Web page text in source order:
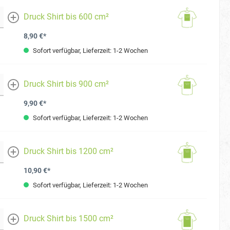
mehr
Druck Shirt bis 600 cm²
8,90 €*
Sofort verfügbar, Lieferzeit: 1-2 Wochen
mehr
Druck Shirt bis 900 cm²
9,90 €*
Sofort verfügbar, Lieferzeit: 1-2 Wochen
mehr
Druck Shirt bis 1200 cm²
10,90 €*
Sofort verfügbar, Lieferzeit: 1-2 Wochen
mehr
Druck Shirt bis 1500 cm²